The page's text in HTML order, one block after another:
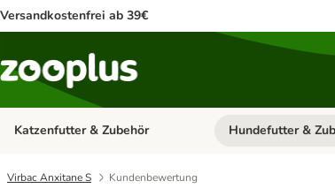
Versandkostenfrei ab 39€
Katzenfutter & Zubehör Kategorie-Menü
Hundefutter &
Virbac Anxitane S Kundenbewertung